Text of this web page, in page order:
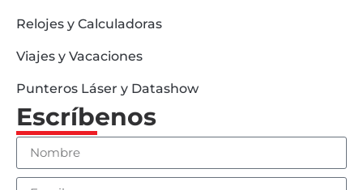
Relojes y Calculadoras
Viajes y Vacaciones
Punteros Láser y Datashow
Escríbenos